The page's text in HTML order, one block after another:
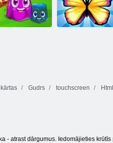
Gudrs touchscreen
- atrast dārgumus. Iedomājieties